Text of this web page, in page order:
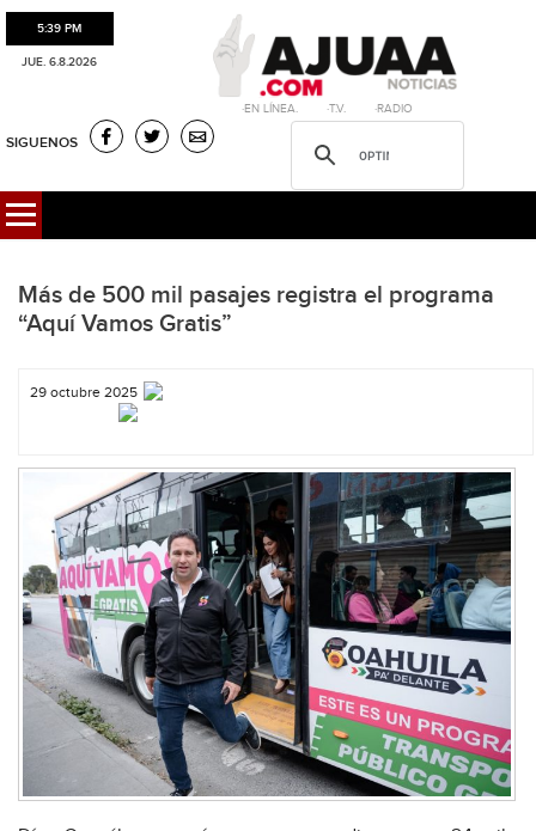
5:39 PM
JUE. 6.8.2026
·EN LÍNEA. ·T.V. ·RADIO
SIGUENOS
Más de 500 mil pasajes registra el programa
“Aquí Vamos Gratis”
29 octubre 2025